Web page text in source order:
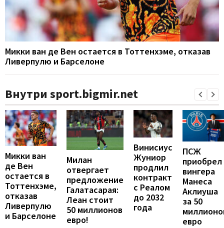
Микки ван де Вен остается в Тоттенхэме, отказав
Ливерпулю и Барселоне
Внутри sport.bigmir.net
Микки ван
де Вен
остается в
Тоттенхэме,
отказав
Ливерпулю
и Барселоне
Милан
отвергает
предложение
Галатасарая:
Леан стоит
50 миллионов
евро!
Винисиус
Жуниор
продлил
контракт
с Реалом
до 2032
года
ПСЖ
приобрел
вингера
Манеса
Аклиуша
за 50
евро